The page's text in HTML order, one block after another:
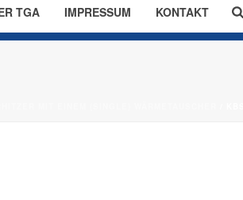
TGA IMPRESSUM KONTAKT